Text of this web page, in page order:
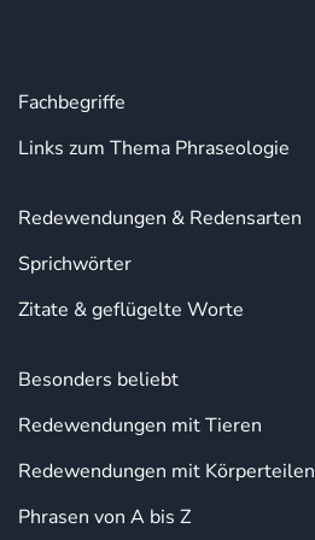
Fachbegriffe
Links zum Thema Phraseologie
Redewendungen & Redensarten
Sprichwörter
Zitate & geflügelte Worte
Besonders beliebt
Redewendungen mit Tieren
Redewendungen mit Körperteilen
Phrasen von A bis Z